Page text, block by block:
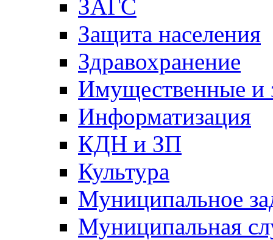
ЗАГС
Защита населения
Здравохранение
Имущественные и
Информатизация
КДН и ЗП
Культура
Муниципальное
Муниципальная